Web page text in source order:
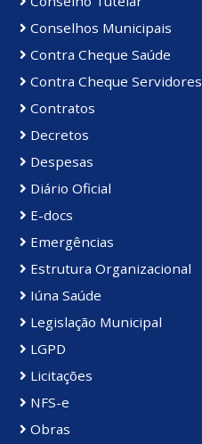
Conselhos Municipais
Contra Cheque Saúde
Contra Cheque Servidores
Contratos
Decretos
Despesas
Diário Oficial
E-docs
Emergências
Estrutura Organizacional
Iúna Saúde
Legislação Municipal
LGPD
Licitações
NFS-e
Obras